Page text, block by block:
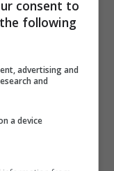
queste storia
che si
organizzata
nel
Garofalo, la
consent to
following
advertising and
and
a device